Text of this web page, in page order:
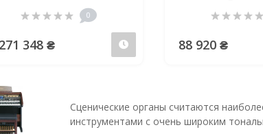
0
348 ₴ Предзаказ88 920 ₴
Сценические органы считаются
инструментами с очень широким